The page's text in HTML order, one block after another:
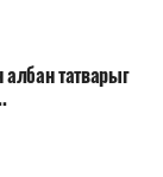
арга
ын
нөхцөл
эдгээр
юм. татварыг